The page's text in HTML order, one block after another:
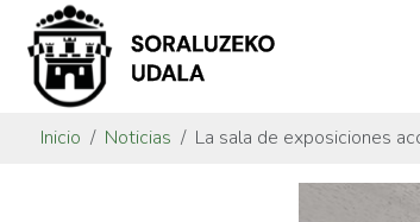
Inicio Noticias La sala de exposiciones